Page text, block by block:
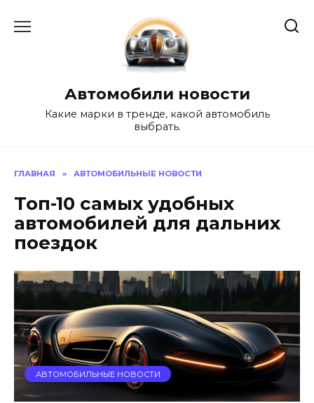
Автомобили новости
Какие марки в тренде, какой автомобиль
выбрать.
ГЛАВНАЯ » АВТОМОБИЛЬНЫЕ НОВОСТИ
Топ-10 самых удобных
автомобилей для дальних
поездок
АВТОМОБИЛЬНЫЕ НОВОСТИ